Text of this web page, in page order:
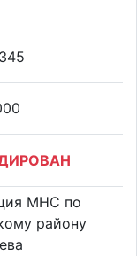
МНС по
району